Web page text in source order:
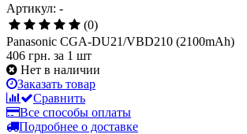
Артикул: -
(0)
Panasonic CGA-DU21/VBD210 (2100mAh)
406 грн. за 1 шт
Нет в наличии
Заказать товар
Сравнить
Все способы оплаты
Подробнее о доставке